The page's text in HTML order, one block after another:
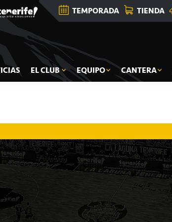
TEMPORADA TIENDA
EL CLUB EQUIPO CANTERA